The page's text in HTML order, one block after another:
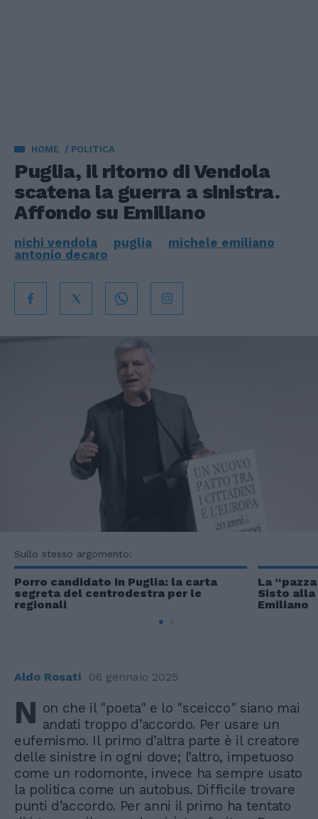
HOME POLITICA
Puglia, il ritorno di Vendola
scatena la guerra a sinistra.
Affondo su Emiliano
nichi vendola puglia
michele emiliano
antonio decaro
Sullo stesso argomento:
Porro candidato in Puglia: la carta
segreta del centrodestra per le
regionali
La
Sisto alla
Emiliano
Aldo Rosati 06 gennaio 2025
N on che il "poeta" e lo "sceicco" siano mai
andati troppo d’accordo. Per usare un
eufemismo. Il primo d’altra parte è il creatore
delle sinistre in ogni dove; l’altro, impetuoso
come un rodomonte, invece ha sempre usato
la politica come un autobus. Difficile trovare
punti d’accordo. Per anni il primo ha tentato